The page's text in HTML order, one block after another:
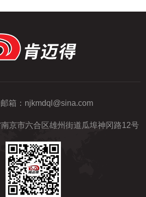
。蜗杆是只具有一个或几个螺旋齿，并
蜗轮啮合而组成交错轴齿轮副的齿轮。
度曲面可以是圆柱面，...
箱： njkmdql@sina.com
京市六合区雄州街道瓜埠神冈路12号